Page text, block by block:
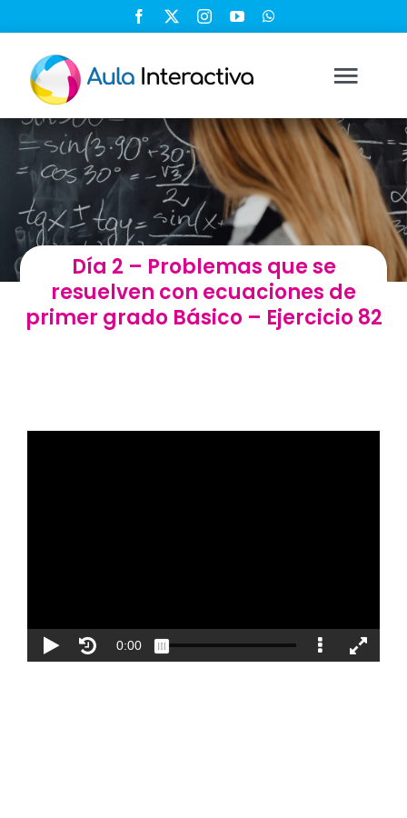
contenido
Ingresar
Registrarse
Nosotros
Soluciones
Día 2 – Problemas que se
resuelven con ecuaciones de
primer grado Básico – Ejercicio 82